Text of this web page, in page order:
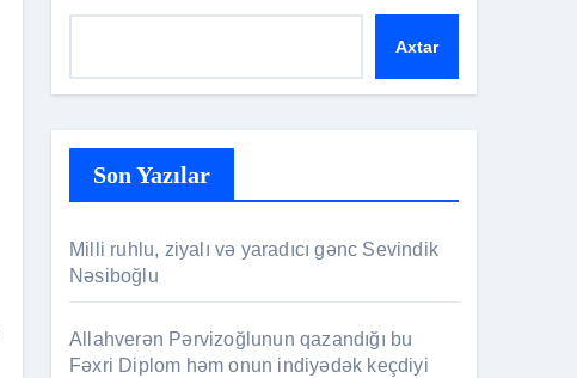
Axtar
Son Yazılar
Milli ruhlu, ziyalı və yaradıcı gənc Sevindik
Nəsiboğlu
Allahverən Pərvizoğlunun qazandığı bu
Fəxri Diplom həm onun indiyədək keçdiyi